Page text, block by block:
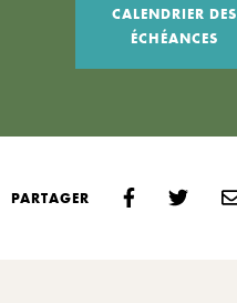
CALENDRIER DES
ÉCHÉANCES
PARTAGER